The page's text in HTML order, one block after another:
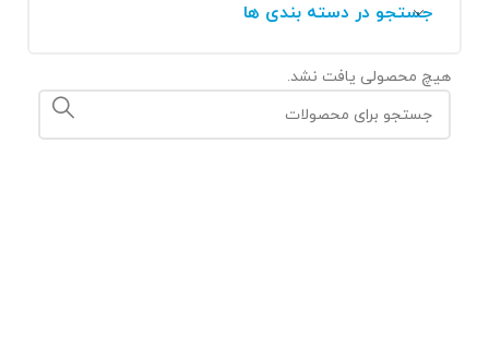
جستجو در دسته بندی ها
هیچ محصولی یافت نشد.